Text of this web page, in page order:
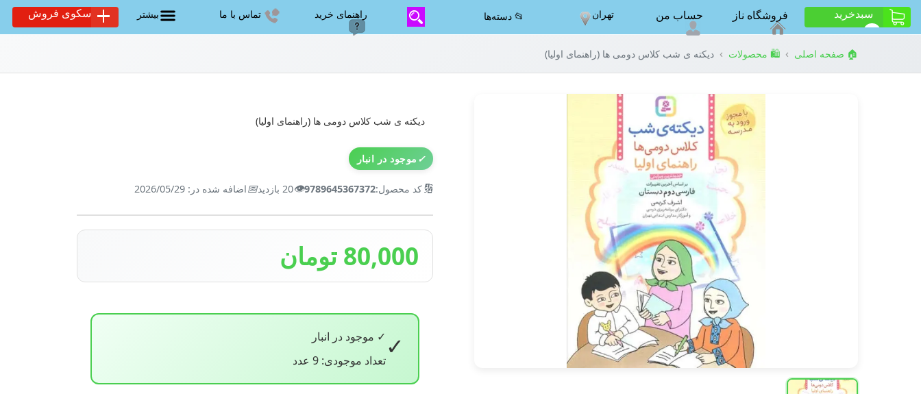
سبد‌خرید فروشگاه ناز حساب من تهران 📂 دسته‌ها راهنمای خرید تماس با ما بیشتر سکوی فروش
🏠 صفحه اصلی › 🛍️ محصولات › دیکته ی شب کلاس دومی ها (راهنمای اولیا)
دیکته ی شب کلاس دومی ها (راهنمای اولیا)
✓ موجود در انبار
🔢کد محصول:9789645367372
👁️20 بازدید 📅اضافه شده در: 2026/05/29
80,000 تومان
✓ ✓ موجود در انبار
تعداد موجودی: 9 عدد